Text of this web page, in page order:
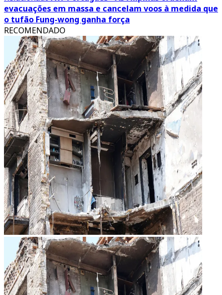
evacuações em massa e cancelam voos à medida que
o tufão Fung-wong ganha força
RECOMENDADO